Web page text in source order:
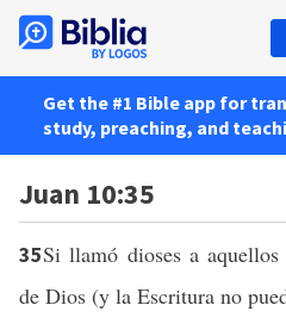
Get the #1 Bible app for
study, preaching, and
Juan 10:35
35Si llamó dioses a
de Dios (y la Escritura no